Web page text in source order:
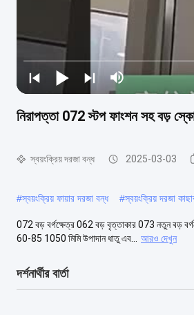
নিরাপত্তা 072 স্টপ ফাংশন সহ বড়
স্বয়ংক্রিয় দরজা বন্ধ 2025-03-03
#স্বয়ংক্রিয় ফায়ার দরজা বন্ধ #স্বয়ংক্রিয় দরজা
072 বড় বর্গক্ষেত্র 062 বড় বৃত্তাকার 073 নতুন বড়
60-85 1050 মিমি উপাদান ধাতু এব...
আরও দেখুন
দর্শনার্থীর বার্তা